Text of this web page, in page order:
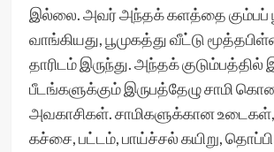
இல்லை. அவர் அந்தக் களத்தை கும்பப்
வாங்கியது, பூமுகத்து வீட்டு
தாரிடம் இருந்து. அந்தக் குடும்பத்தில்
பீடங்களுக்கும் இருபத்தேழு சாமி
அவகாசிகள். சாமிகளுக்கான
கச்சை, பட்டம், பாய்ச்சல் கயிறு,